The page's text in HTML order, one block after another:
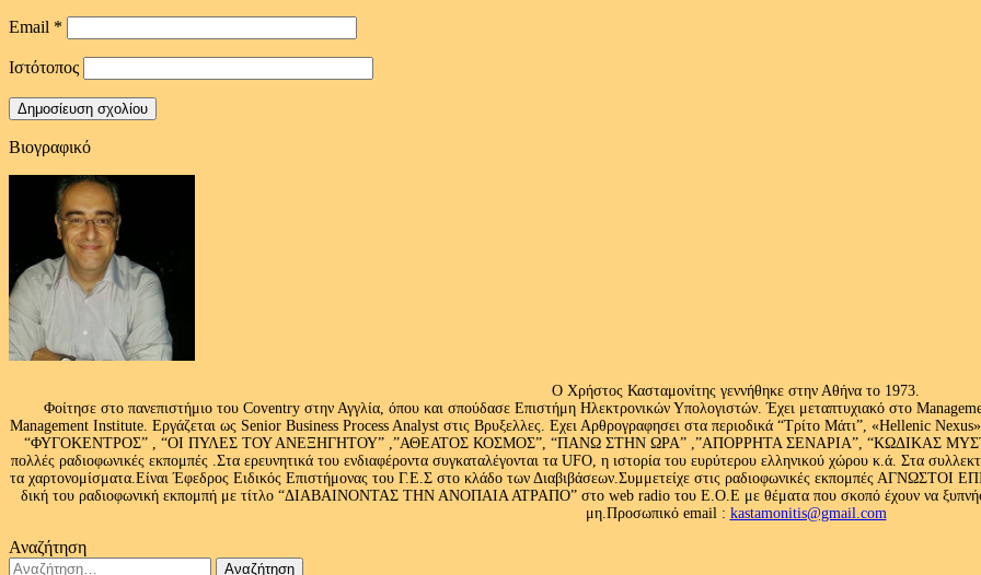
Email *
Ιστότοπος
Βιογραφικό
Ο Χρήστος Κασταμονίτης γεννήθηκε στην Αθήνα το 1973.
Φοίτησε στο πανεπιστήμιο του Coventry στην Αγγλία, όπου και σπούδασε Επιστήμη Ηλεκτρονικών Υπολογιστών. Έχει μεταπτυχιακό στο
Management Institute. Εργάζεται ως Senior Business Process Analyst στις Βρυξελλες. Εχει Αρθρογραφησει στα περιοδικά “Τρίτο Μάτι”, «Hellenic
“ΦΥΓΟΚΕΝΤΡΟΣ” , “ΟΙ ΠΥΛΕΣ ΤΟΥ ΑΝΕΞΗΓΗΤΟΥ” ,”ΑΘΕΑΤΟΣ ΚΟΣΜΟΣ”, “ΠΑΝΩ ΣΤΗΝ ΩΡΑ” ,”ΑΠΟΡΡΗΤΑ ΣΕΝΑΡΙΑ”, “ΚΩΔΙΚΑΣ
πολλές ραδιοφωνικές εκπομπές .Στα ερευνητικά του ενδιαφέροντα συγκαταλέγονται τα UFO, η ιστορία του ευρύτερου ελληνικού χώρου κ.ά. Στα
τα χαρτονομίσματα.Είναι Έφεδρος Ειδικός Επιστήμονας του Γ.Ε.Σ στο κλάδο των Διαβιβάσεων.Συμμετείχε στις ραδιοφωνικές εκπομπές
δική του ραδιοφωνική εκπομπή με τίτλο “ΔΙΑΒΑΙΝΟΝΤΑΣ ΤΗΝ ΑΝΟΠΑΙΑ ΑΤΡΑΠΟ” στο web radio του Ε.Ο.Ε με θέματα που σκοπό έχουν να
μη.Προσωπικό email : kastamonitis@gmail.com
Αναζήτηση
Αναζήτηση